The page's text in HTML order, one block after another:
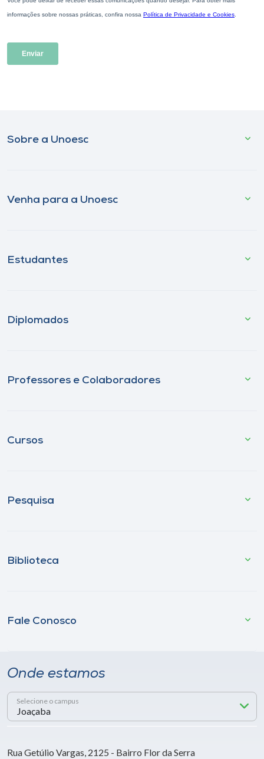
Sobre a Unoesc
Venha para a Unoesc
Estudantes
Diplomados
Professores e Colaboradores
Cursos
Pesquisa
Biblioteca
Fale Conosco
Onde estamos
Selecione o campus
Rua Getúlio Vargas, 2125 - Bairro Flor da Serra